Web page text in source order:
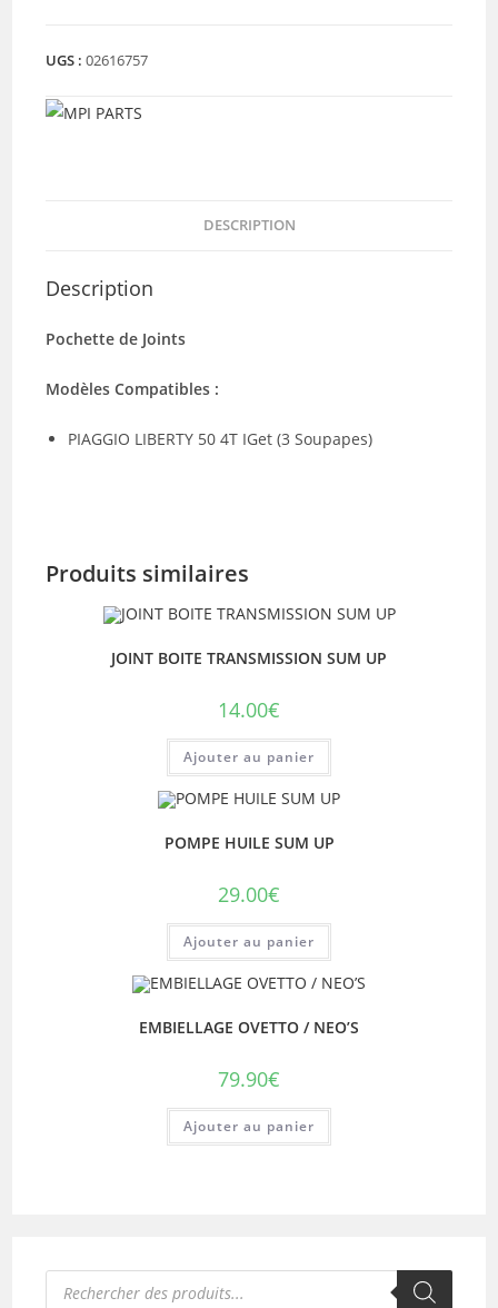
UGS :02616757
DESCRIPTION
Description
Pochette de Joints
Modèles Compatibles :
PIAGGIO LIBERTY 50 4T IGet (3 Soupapes)
Produits similaires
JOINT BOITE TRANSMISSION SUM UP
14.00€
Ajouter au panier
POMPE HUILE SUM UP
29.00€
Ajouter au panier
EMBIELLAGE OVETTO / NEO’S
79.90€
Ajouter au panier
Recherche